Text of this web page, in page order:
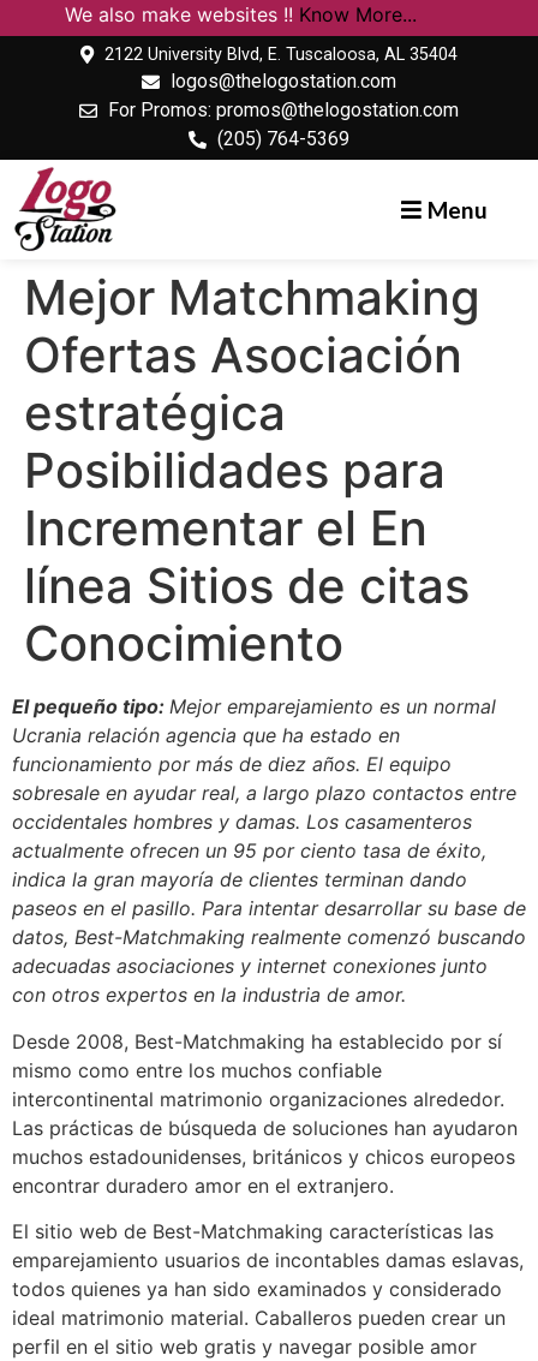
We also make websites !!Know More...
2122 University Blvd, E. Tuscaloosa, AL 35404
logos@thelogostation.com
For Promos: promos@thelogostation.com
(205) 764-5369
Menu
Mejor Matchmaking
Ofertas Asociación
estratégica
Posibilidades para
Incrementar el En
línea Sitios de citas
Conocimiento
El pequeño tipo: Mejor emparejamiento es un normal
Ucrania relación agencia que ha estado en
funcionamiento por más de diez años. El equipo
sobresale en ayudar real, a largo plazo contactos entre
occidentales hombres y damas. Los casamenteros
actualmente ofrecen un 95 por ciento tasa de éxito,
indica la gran mayoría de clientes terminan dando
paseos en el pasillo. Para intentar desarrollar su base de
datos, Best-Matchmaking realmente comenzó buscando
adecuadas asociaciones y internet conexiones junto
con otros expertos en la industria de amor.
Desde 2008, Best-Matchmaking ha establecido por sí
mismo como entre los muchos confiable
intercontinental matrimonio organizaciones alrededor.
Las prácticas de búsqueda de soluciones han ayudaron
muchos estadounidenses, británicos y chicos europeos
encontrar duradero amor en el extranjero.
El sitio web de Best-Matchmaking características las
emparejamiento usuarios de incontables damas eslavas,
todos quienes ya han sido examinados y considerado
ideal matrimonio material. Caballeros pueden crear un
perfil en el sitio web gratis y navegar posible amor